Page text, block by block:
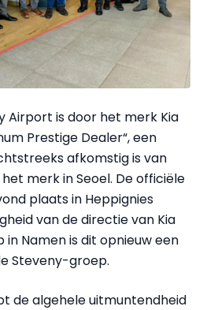
Airport is door het merk Kia
Prestige Dealer“, een
afkomstig is van
merk in Seoel. De officiële
plaats in Heppignies
van de directie van Kia
in Namen is dit opnieuw een
Steveny-groep.
de algehele uitmuntendheid